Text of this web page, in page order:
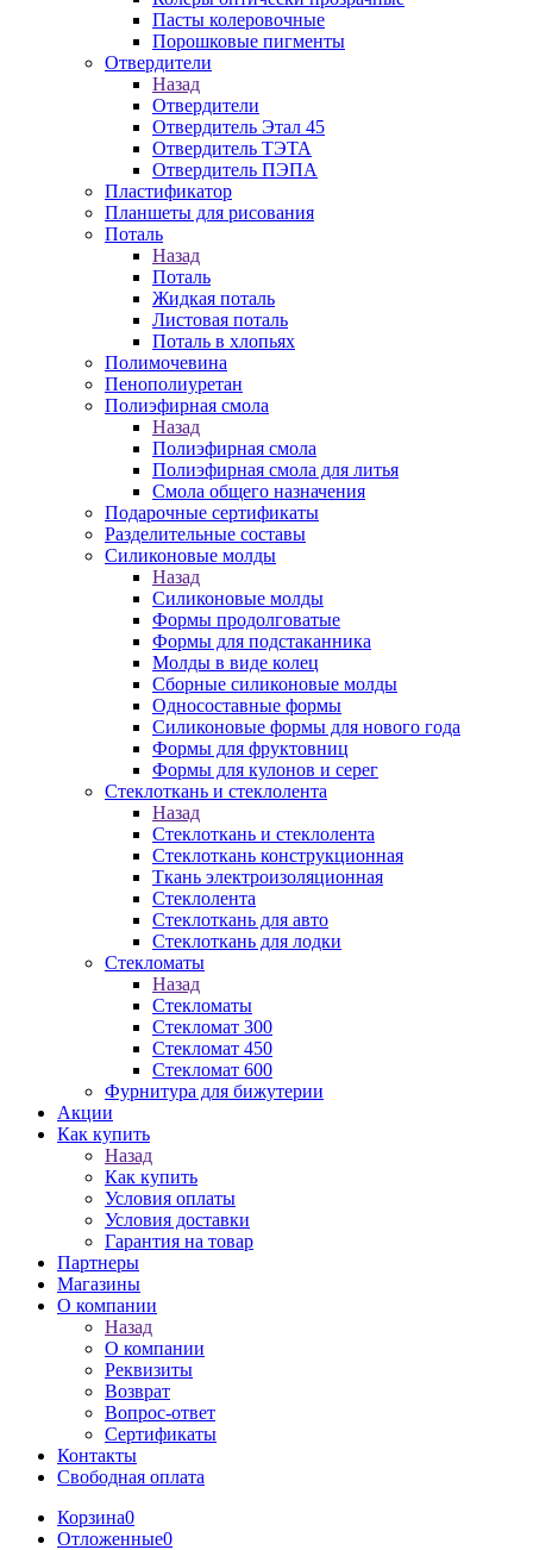
Пасты колеровочные
Порошковые пигменты
Отвердители
Назад
Отвердители
Отвердитель Этал 45
Отвердитель ТЭТА
Отвердитель ПЭПА
Пластификатор
Планшеты для рисования
Поталь
Назад
Поталь
Жидкая поталь
Листовая поталь
Поталь в хлопьях
Полимочевина
Пенополиуретан
Полиэфирная смола
Назад
Полиэфирная смола
Полиэфирная смола для литья
Смола общего назначения
Подарочные сертификаты
Разделительные составы
Силиконовые молды
Назад
Силиконовые молды
Формы продолговатые
Формы для подстаканника
Молды в виде колец
Сборные силиконовые молды
Односоставные формы
Силиконовые формы для нового года
Формы для фруктовниц
Формы для кулонов и серег
Стеклоткань и стеклолента
Назад
Стеклоткань и стеклолента
Стеклоткань конструкционная
Ткань электроизоляционная
Стеклолента
Стеклоткань для авто
Стеклоткань для лодки
Стекломаты
Назад
Стекломаты
Стекломат 300
Стекломат 450
Стекломат 600
Фурнитура для бижутерии
Акции
Как купить
Назад
Как купить
Условия оплаты
Условия доставки
Гарантия на товар
Партнеры
Магазины
О компании
Назад
О компании
Реквизиты
Возврат
Вопрос-ответ
Сертификаты
Контакты
Свободная оплата
Корзина0
Отложенные0